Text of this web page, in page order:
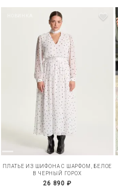
ПЛАТЬЕ ИЗ ШИФОНА С ШАРФОМ, БЕЛОЕ
В ЧЕРНЫЙ ГОРОХ
26 890 ₽